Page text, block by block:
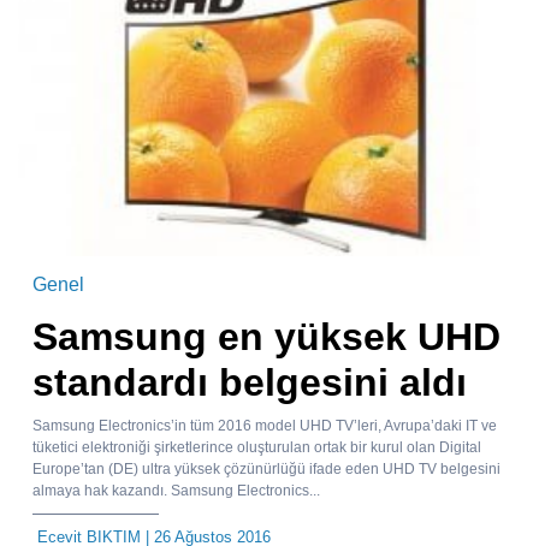
Genel
Samsung en yüksek UHD
standardı belgesini aldı
Samsung Electronics’in tüm 2016 model UHD TV’leri, Avrupa’daki IT ve
tüketici elektroniği şirketlerince oluşturulan ortak bir kurul olan Digital
Europe’tan (DE) ultra yüksek çözünürlüğü ifade eden UHD TV belgesini
almaya hak kazandı. Samsung Electronics...
Ecevit BIKTIM | 26 Ağustos 2016